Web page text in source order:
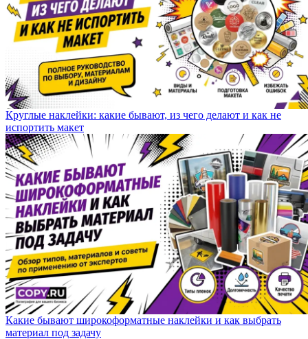
Круглые наклейки: какие бывают, из чего делают и как не
испортить макет
Какие бывают широкоформатные наклейки и как выбрать
материал под задачу